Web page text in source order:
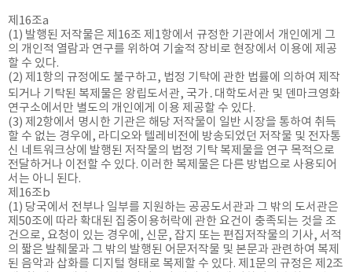
제16조a
(1) 발행된 저작물은 제16조 제1항에서 규정한 기관에서 개인에게 그
의 개인적 열람과 연구를 위하여 기술적 장비로 현장에서 이용에 제공
할 수 있다.
(2) 제1항의 규정에도 불구하고, 법정 기탁에 관한 법률에 의하여 제작
되거나 기탁된 복제물은 왕립도서관, 국가․대학도서관 및 덴마크영화
연구소에서만 별도의 개인에게 이용 제공할 수 있다.
(3) 제2항에서 명시한 기관은 해당 저작물이 일반 시장을 통하여 취득
할 수 없는 경우에, 라디오와 텔레비전에 방송되었던 저작물 및 전자통
신 네트워크상에 발행된 저작물의 법정 기탁 복제물을 연구 목적으로
전달하거나 이전할 수 있다. 이러한 복제물은 다른 방법으로 사용되어
서는 아니 된다.
제16조b
(1) 당국에서 전부나 일부를 지원하는 공공도서관과 그 밖의 도서관은
제50조에 따라 확대된 집중이용허락에 관한 요건이 충족되는 것을 조
건으로, 요청이 있는 경우에, 신문, 잡지 또는 편집저작물의 기사, 서적
의 짧은 발췌물과 그 밖의 발행된 어문저작물 및 본문과 관련하여 복제
된 음악과 삽화를 디지털 형태로 복제할 수 있다. 제1문의 규정은 제2조